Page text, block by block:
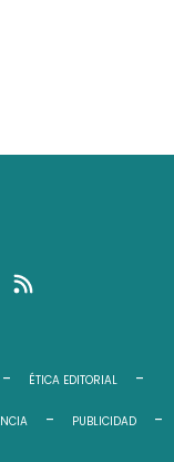
ÉTICA EDITORIAL
PUBLICIDAD